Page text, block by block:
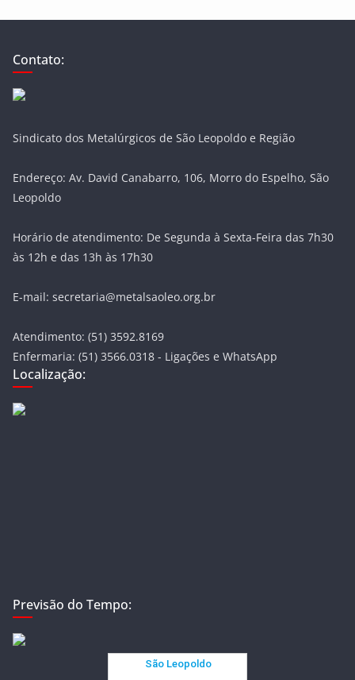
Contato:
Sindicato dos Metalúrgicos de São Leopoldo e Região
Endereço: Av. David Canabarro, 106, Morro do Espelho, São
Leopoldo
Horário de atendimento: De Segunda à Sexta-Feira das 7h30
às 12h e das 13h às 17h30
E-mail: secretaria@metalsaoleo.org.br
Atendimento: (51) 3592.8169
Enfermaria: (51) 3566.0318 - Ligações e WhatsApp
Localização:
Previsão do Tempo: